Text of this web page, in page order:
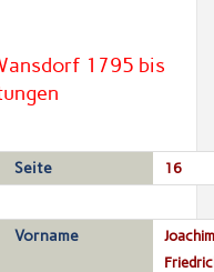
1795 bis
Seite 16
Vorname
Joachim